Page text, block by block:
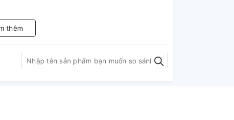
giờ, đáp ứng nhu cầu sử
Cuckoo CP-CRPV1101S/BKVNCV đáp ứng nhu
người hoặc có nhu cầu sử dụng nước cao.
thêm